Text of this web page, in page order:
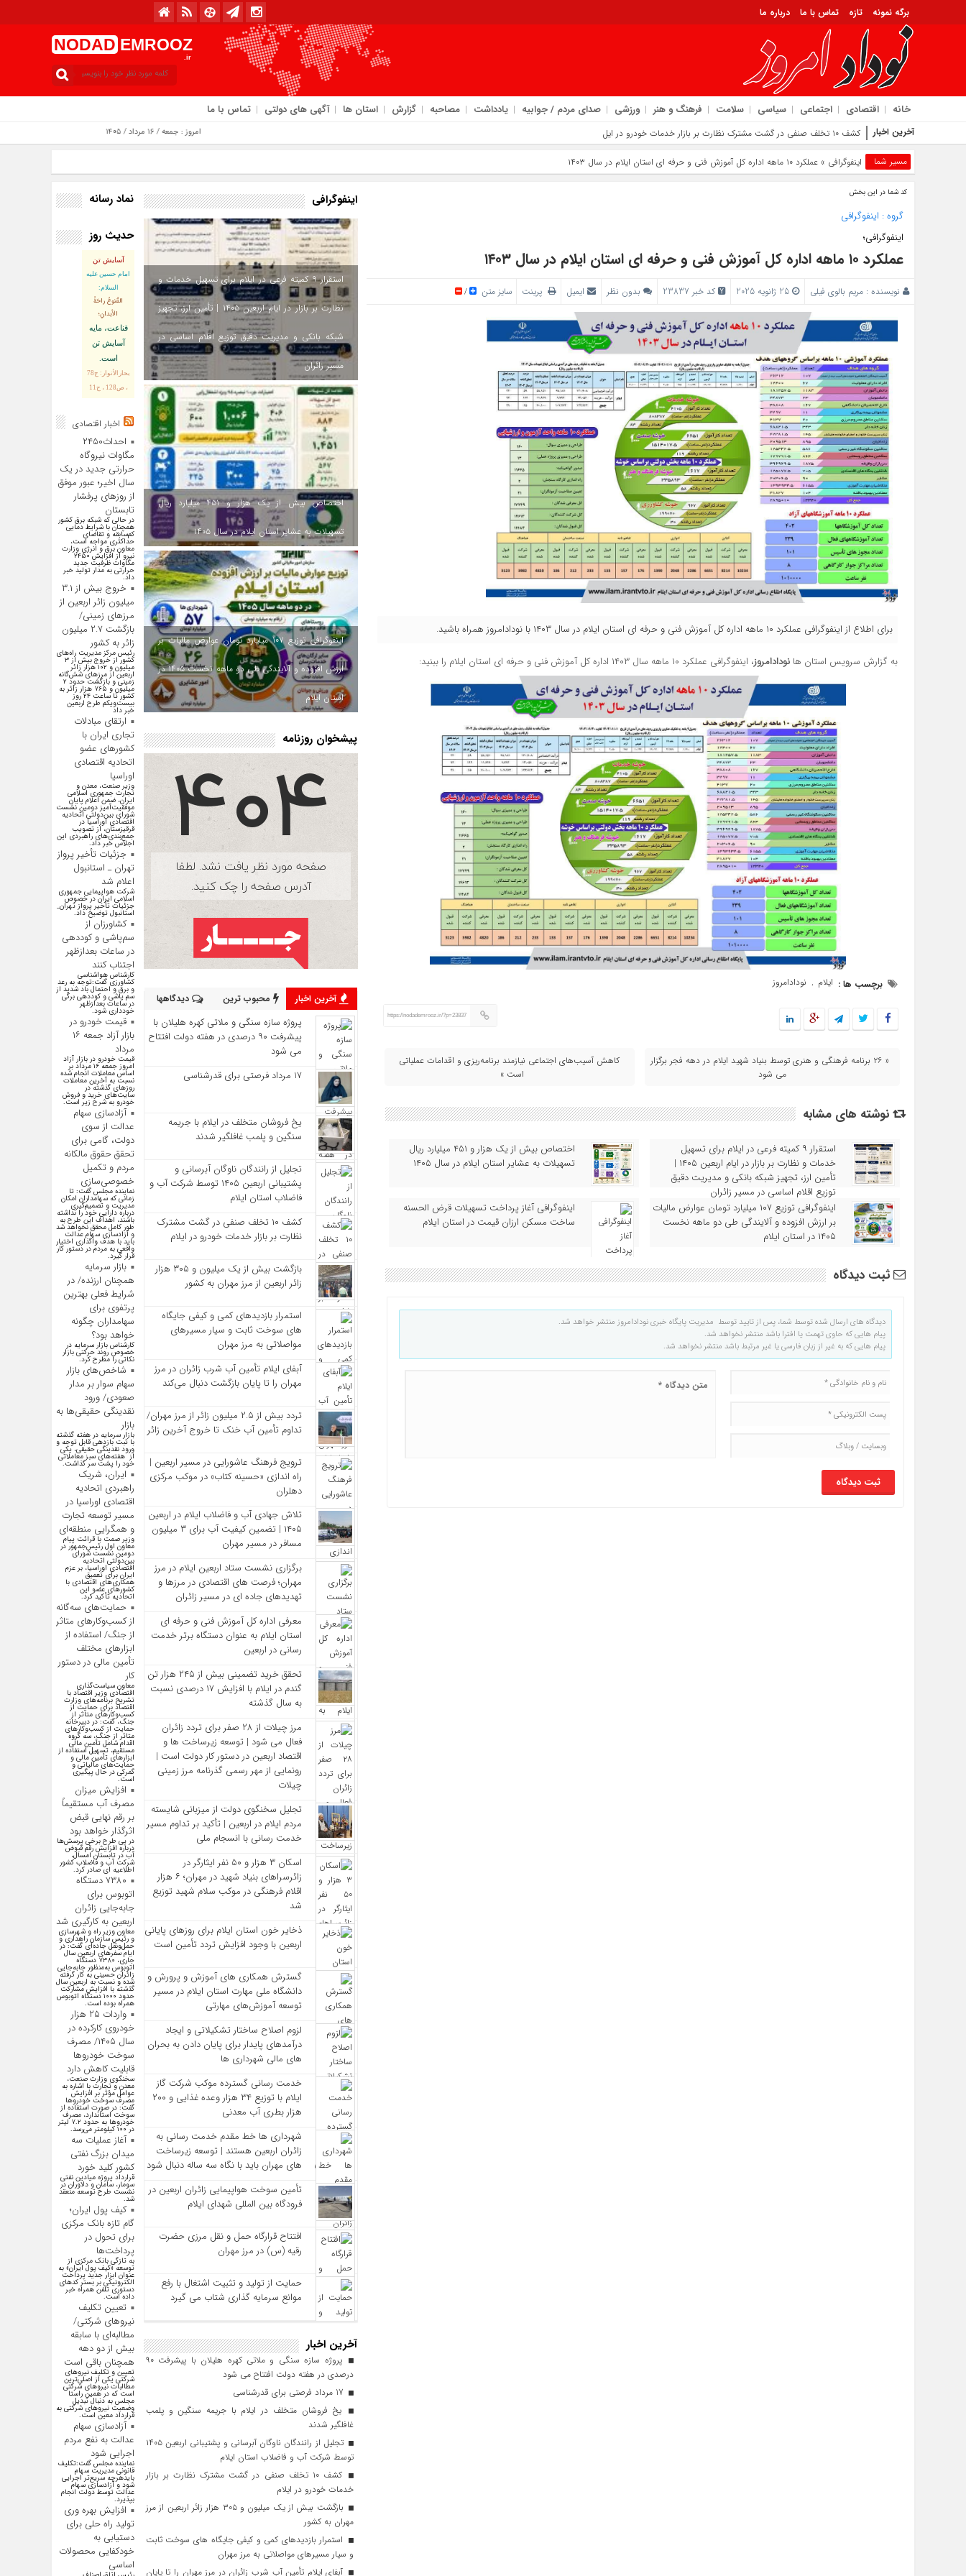
برگه نمونه تازه تماس با ما درباره ما
NODAD EMROOZ
.ir
خانه اقتصادی اجتماعی سیاسی سلامت فرهنگ و هنر ورزشی صدای مردم / جوابیه یادداشت مصاحبه گزارش استان ها آگهی های دولتی تماس با ما
آخرین اخبار کشف ۱۰ تخلف صنفی در گشت مشترک نظارت بر بازار خدمات خودرو در ایلام امروز : جمعه / ۱۶ مرداد / ۱۴۰۵
مسیر شما اینفوگرافی » عملکرد ۱۰ ماهه اداره کل آموزش فنی و حرفه ای استان ایلام در سال ۱۴۰۳
کد شما در این بخش
گروه : اینفوگرافی
اینفوگرافی؛
عملکرد ۱۰ ماهه اداره کل آموزش فنی و حرفه ای استان ایلام در سال ۱۴۰۳
نویسنده : مریم بالوی فیلی کد خبر 23837 بدون نظر ایمیل پرینت سایز متن /
برای اطلاع از اینفوگرافی عملکرد ۱۰ ماهه اداره کل آموزش فنی و حرفه ای استان ایلام در سال ۱۴۰۳ با نودادامروز همراه باشید.
به گزارش سرویس استان ها نودادامروز، اینفوگرافی عملکرد ۱۰ ماهه سال ۱۴۰۳ اداره کل آموزش فنی و حرفه ای استان ایلام را ببنید:
برچسب ها : ایلام , نودادامروز
https://nodademrooz.ir/?p=23837
« ۲۶ برنامه فرهنگی و هنری توسط بنیاد شهید ایلام در دهه فجر برگزار
می شود
کاهش آسیب‌های اجتماعی نیازمند برنامه‌ریزی و اقدامات عملیاتی
است »
نوشته های مشابه
استقرار ۹ کمیته فرعی در ایلام برای تسهیل
خدمات و نظارت بر بازار در ایام اربعین ۱۴۰۵ |
تأمین ارز، تجهیز شبکه بانکی و مدیریت دقیق
توزیع اقلام اساسی در مسیر زائران
اختصاص بیش از یک هزار و ۴۵۱ میلیارد ریال
تسهیلات به عشایر استان ایلام در سال ۱۴۰۵
اینفوگرافی توزیع ۱۰۷ میلیارد تومان عوارض مالیات
بر ارزش افزوده و آلایندگی طی دو ماهه نخست
۱۴۰۵ در استان ایلام
اینفوگرافی آغاز پرداخت تسهیلات قرض‌ الحسنه
ساخت مسکن ارزان‌ قیمت در استان ایلام
ثبت دیدگاه
دیدگاه های ارسال شده توسط شما، پس از تایید توسط مدیریت پایگاه خبری نودادامروز منتشر خواهد شد.
پیام هایی که حاوی تهمت یا افترا باشد منتشر نخواهد شد.
پیام هایی که به غیر از زبان فارسی یا غیر مرتبط باشد منتشر نخواهد شد.
اینفوگرافی
استقرار ۹ کمیته فرعی در ایلام برای تسهیل خدمات و
نظارت بر بازار در ایام اربعین ۱۴۰۵ | تأمین ارز، تجهیز
شبکه بانکی و مدیریت دقیق توزیع اقلام اساسی در
مسیر زائران
اختصاص بیش از یک هزار و ۴۵۱ میلیارد ریال
تسهیلات به عشایر استان ایلام در سال ۱۴۰۵
اینفوگرافی توزیع ۱۰۷ میلیارد تومان عوارض مالیات بر
ارزش افزوده و آلایندگی طی دو ماهه نخست ۱۴۰۵ در
استان ایلام
پیشخوان روزنامه
آخرین اخبار محبوب ترین دیدگاهها
پروژه سازه سنگی و ملاتی کهره هلیلان با
پیشرفت ۹۰ درصدی در هفته دولت افتتاح
می شود
17 مرداد فرصتی برای قدرشناسی
یخ‌ فروشان متخلف در ایلام با جریمه
سنگین و پلمب غافلگیر شدند
تجلیل از رانندگان ناوگان آبرسانی و
پشتیبانی اربعین ۱۴۰۵ توسط شرکت آب و
فاضلاب استان ایلام
کشف ۱۰ تخلف صنفی در گشت مشترک
نظارت بر بازار خدمات خودرو در ایلام
بازگشت بیش از یک میلیون و ۳۰۵ هزار
زائر اربعین از مرز مهران به کشور
استمرار بازدیدهای کمی و کیفی جایگاه‌
های سوخت ثابت و سیار مسیرهای
مواصلاتی به مرز مهران
آبفای ایلام تأمین آب شرب زائران در مرز
مهران را تا پایان بازگشت دنبال می‌کند
تردد بیش از ۲.۵ میلیون زائر از مرز مهران/
تداوم تأمین آب خنک تا خروج آخرین زائر
ترویج فرهنگ عاشورایی در مسیر اربعین |
راه‌ اندازی «حسینه کتاب» در موکب مرکزی
دهلران
تلاش جهادی آب و فاضلاب ایلام در اربعین
۱۴۰۵ | تضمین کیفیت آب برای ۳ میلیون
مسافر در مسیر مهران
برگزاری نشست ستاد اربعین ایلام در مرز
مهران؛ فرصت‌ های اقتصادی در مرزها و
تهدیدهای جاده‌ ای در مسیر زائران
معرفی اداره کل آموزش فنی و حرفه‌ ای
استان ایلام به‌ عنوان دستگاه برتر خدمت‌
رسانی در اربعین
تحقق خرید تضمینی بیش از ۲۴۵ هزار تن
گندم در ایلام با افزایش ۱۷ درصدی نسبت
به سال گذشته
مرز چیلات از ۲۸ صفر برای تردد زائران
فعال می‌ شود | توسعه زیرساخت‌ ها و
اقتصاد اربعین در دستور کار دولت است |
رونمایی از مهر رسمی گذرنامه مرز زمینی
چیلات
تجلیل سخنگوی دولت از میزبانی شایسته
مردم ایلام در اربعین | تأکید بر تداوم مسیر
خدمت‌ رسانی با انسجام ملی
اسکان ۳ هزار و ۵۰ نفر ایثارگر در
زائرسراهای بنیاد شهید در مهران؛ ۶ هزار
اقلام فرهنگی در موکب سلام شهید توزیع
شد
ذخایر خون استان ایلام برای روزهای پایانی
اربعین با وجود افزایش تردد تأمین است
گسترش همکاری‌ های آموزش و پرورش و
دانشگاه ملی مهارت استان ایلام در مسیر
توسعه آموزش‌های مهارتی
لزوم اصلاح ساختار تشکیلاتی و ایجاد
درآمدهای پایدار برای پایان دادن به بحران‌
های مالی شهرداری‌ ها
خدمت رسانی گسترده موکب شرکت گاز
ایلام با توزیع ۳۴ هزار وعده غذایی و ۲۰۰
هزار بطری آب معدنی
شهرداری‌ ها خط مقدم خدمت ‌رسانی به
زائران اربعین هستند | توسعه زیرساخت
‌های مهران باید با نگاه سه‌ ساله دنبال شود
تأمین سوخت هواپیمایی زائران اربعین در
فرودگاه بین المللی شهدای ایلام
افتتاح قرارگاه حمل‌ و نقل مرزی حضرت
رقیه (س) در مرز مهران
حمایت از تولید و تثبیت اشتغال با رفع
موانع سرمایه‌ گذاری شتاب می‌ گیرد
آخرین اخبار
پروژه سازه سنگی و ملاتی کهره هلیلان با پیشرفت ۹۰
درصدی در هفته دولت افتتاح می شود
یخ‌ فروشان متخلف در ایلام با جریمه سنگین و پلمب
غافلگیر شدند
تجلیل از رانندگان ناوگان آبرسانی و پشتیبانی اربعین ۱۴۰۵
توسط شرکت آب و فاضلاب استان ایلام
کشف ۱۰ تخلف صنفی در گشت مشترک نظارت بر بازار
خدمات خودرو در ایلام
بازگشت بیش از یک میلیون و ۳۰۵ هزار زائر اربعین از مرز
مهران به کشور
استمرار بازدیدهای کمی و کیفی جایگاه‌ های سوخت ثابت
و سیار مسیرهای مواصلاتی به مرز مهران
آبفای ایلام تأمین آب شرب زائران در مرز مهران را تا پایان
نماد رسانه
حدیث روز
آسایش تن
امام حسین علیه
السلام:
القُنوعُ راحَةُ
الأبدانِ؛
قناعت، مايه
آسايش تن
است.
بحارالأنوار: ج78
، ص128 ، ح11
اخبار اقتصادی
احداث۲۴۵۰
مگاوات نیروگاه
حرارتی جدید در یک
سال اخیر؛ عبور موفق
از روز‌های پرفشار
تابستان
در حالی که شبکه برق کشور
همچنان با شرایط دمایی
کم‌سابقه و تقاضای
حداکثری مواجه است،
معاون برق و انرژی وزارت
نیرو از افزایش ۲۴۵۰
مگاوات ظرفیت جدید
حرارتی به مدار تولید خبر
داد.
خروج بیش از ۳.۱
میلیون زائر اربعین از
مرزهای زمینی/
بازگشت ۲.۷ میلیون
زائر به کشور
رئیس مرکز مدیریت راه‌های
کشور از خروج بیش از ۳
میلیون و ۱۰۲ هزار زائر
اربعین از مرزهای شش‌گانه
زمینی و بازگشت حدود ۲
میلیون و ۷۶۵ هزار زائر به
کشور تا ساعت ۲۴ روز
بیست‌ویکم طرح اربعین
خبر داد
ارتقای مبادلات
تجاری ایران با
کشور‌های عضو
اتحادیه اقتصادی
اوراسیا
وزیر صنعت، معدن و
تجارت جمهوری اسلامی
ایران، ضمن اعلام پایان
موفقیت‌آمیز دومین نشست
شورای بین‌دولتی اتحادیه
اقتصادی اوراسیا در
قرقیزستان، از تصویب
جمع‌بندی‌های راهبردی این
اجلاس خبر داد.
جزئیات تأخیر پرواز
تهران ـ استانبول
اعلام شد
شرکت هواپیمایی جمهوری
اسلامی ایران در خصوص
جزئیات تأخیر پرواز تهران_
استانبول توضیح داد.
کشاورزان از
سم‌پاشی و کوددهی
در ساعات بعدازظهر
اجتناب کنند
کارشناس هواشناسی
کشاورزی گفت:توجه به رعد
و برق و احتمال باد شدید از
سم پاشی و کوددهی برگی
در ساعات بعدازظهر
خودداری شود.
قیمت خودرو در
بازار آزاد جمعه ۱۶
مرداد
قیمت خودرو در بازار آزاد
امروز جمعه ۱۶ مرداد بر
اساس معاملات انجام شده
نسبت به آخرین معاملات
روز‌های گذشته در
سایت‌های خرید و فروش
خودرو به شرح زیر است.
آزادسازی سهام
عدالت از سوی
دولت، گامی برای
تحقق حقوق مالکانه
مردم و تکمیل
خصوصی‌سازی
نماینده مجلس گفت: تا
زمانی که سهامداران امکان
مدیریت و تصمیم‌گیری
درباره دارایی خود را نداشته
باشند، اهداف این طرح به
طور کامل محقق نخواهد شد
و آزادسازی سهام عدالت
باید با هدف واگذاری اختیار
واقعی به مردم در دستور کار
قرار گیرد.
بازار سرمایه
همچنان ارزنده/ در
شرایط فعلی بهترین
پرتفوی برای
سهامداران چگونه
خواهد بود؟
کارشناس بازار سرمایه در
خصوص روند حرکتی بازار
نکاتی را مطرح کرد.
شاخص‌های بازار
سهام سوار بر مدار
صعودی/ ورود
نقدینگی حقیقی‌ها به
بازار
بازار سرمایه در هفته گذشته
با ثبت بازدهی قابل توجه و
ورود نقدینگی حقیقی، یکی
از هفته‌های سبز معاملاتی
خود را پشت سر گذاشت.
ایران، شریک
راهبردی اتحادیه
اقتصادی اوراسیا در
مسیر توسعه تجارت
و همگرایی منطقه‌ای
وزیر صمت با قرائت پیام
معاون اول رئیس‌جمهور در
دومین نشست شورای
بین‌دولتی اتحادیه
اقتصادی اوراسیا، بر عزم
ایران برای تعمیق
همکاری‌های اقتصادی با
کشورهای عضو این
اتحادیه تأکید کرد.
حمایت‌های سه‌گانه
از کسب‌وکارهای متاثر
از جنگ/ استفاده از
ابزارهای مختلف
تأمین مالی در دستور
کار
معاون سیاست‌گذاری
اقتصادی وزیر اقتصاد با
تشریح برنامه‌های وزارت
اقتصاد برای حمایت از
کسب‌وکار‌های متاثر از
جنگ، گفت: در دبیرخانه
حمایت از کسب‌وکار‌های
متاثر از جنگ، سه گروه
اقدام شامل تأمین مالی
مستقیم، تسهیل استفاده از
ابزار‌های تأمین مالی و
حمایت‌های مالیاتی و
گمرکی در حال پیگیری
است.
افزایش میزان
مصرف آب مستقیماً
بر رقم نهایی قبض
اثرگذار خواهد بود
در پی طرح برخی پرسش‌ها
درباره افزایش رقم قبوض
آب در تابستان امسال،
شرکت آب و فاضلاب کشور
اطلاعیه ای صادر کرد.
۷۳۸۰ دستگاه
اتوبوس برای
جابه‌جایی زائران
اربعین به کارگیری شد
معاون وزیر راه و شهرسازی
و رئیس سازمان راهداری و
حمل‌ونقل جاده‌ای گفت: در
ایام سفرهای اربعین سال
جاری، ۷۳۸۰ دستگاه
اتوبوس به‌منظور جابه‌جایی
زائران حسینی به‌ کار گرفته
شده و نسبت به اربعین سال
گذشته با افزایش مشارکت
حدود ۱۰۰۰ دستگاه اتوبوس
همراه بوده است.
واردات ۲۵ هزار
خودروی کارکرده در
سال ۱۴۰۵/ مصرف
سوخت خودرو‌ها
قابلیت کاهش دارد
سخنگوی وزارت صنعت،
معدن و تجارت با اشاره به
عوامل مؤثر بر افزایش
مصرف سوخت خودرو‌ها
گفت: در صورت استفاده از
سوخت استاندارد، مصرف
خودرو‌ها به حدود ۷.۲ لیتر
در ۱۰۰ کیلومتر می‌رسد.
آغاز عملیات سه
میدان بزرگ نفتی
کشور کلید خورد
قرارداد پروژه میادین نفتی
سومار، سامان و دلاوران در
نشست طرح توسعه منعقد
شد.
کیف پول ایران؛
گام تازه بانک مرکزی
برای تحول در
پرداخت‌ها
به تازگی بانک مرکزی از
توسعه «کیف پول ایران» به
عنوان ابزار جدید پرداخت
الکترونیکی بر بستر کد‌های
دستوری تلفن همراه خبر
داده است.
تعیین تکلیف
نیروهای شرکتی/
مطالبه‌ای با سابقه
بیش از دو دهه
همچنان باقی است
تعیین و تکلیف نیرو‌های
شرکتی یکی از اصلی‌ترین
مطالبات نیرو‌های شرکتی
است که در همین راستا
مجلس به دنبال تبدیل
وضعیت نیرو‌های شرکتی به
قرارداد معین است.
آزادسازی سهام
عدالت به نفع مردم
اجرایی شود
نماینده مجلس گفت:تکلیف
قانونی مدیریت سهام
بایدهرچه سریع‌تر اجرایی
شود و آزادسازی سهام
عدالت توسط دولت انجام
بپذیرد.
افزایش بهره وری
تولید راه حلی برای
دستیابی به
خودکفایی محصولات
اساسی